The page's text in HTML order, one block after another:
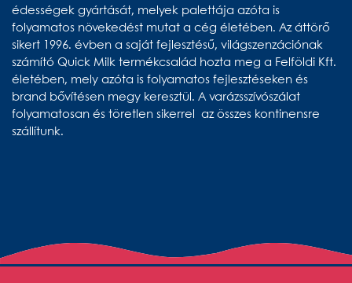
édességek gyártását, melyek palettája azóta is
folyamatos növekedést mutat a cég életében. Az áttörő
sikert 1996. évben a saját fejlesztésű, világszenzációnak
számító Quick Milk termékcsalád hozta meg a Felföldi Kft.
életében, mely azóta is folyamatos fejlesztéseken és
brand bővítésen megy keresztül. A varázsszívószálat
folyamatosan és töretlen sikerrel az összes kontinensre
szállítunk.